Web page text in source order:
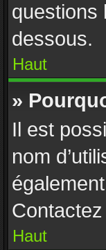
questions
dessous.
Haut
»
Il est
nom
Haut